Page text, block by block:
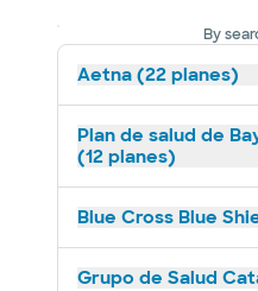
By
Aetna (22 planes)
Plan de salud de
(12 planes)
Blue Cross Blue
Grupo de Salud